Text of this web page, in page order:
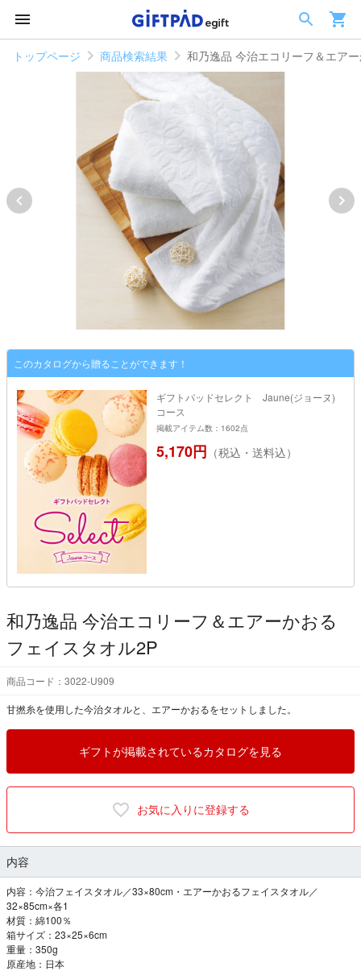
トップページ 商品検索結果 和乃逸品 今治エコリーフ＆エア
このカタログから贈ることができます！
ギフトパッドセレクト Jaune(ジョーヌ)
コース
掲載アイテム数：1602点
5,170円 （税込・送料込）
和乃逸品 今治エコリーフ＆エアーかおる
フェイスタオル2P
商品コード：3022-U909
甘撚糸を使用した今治タオルと、エアーかおるをセットしました。
ギフトが掲載されているカタログを見る
お気に入りに登録する
内容
内容：今治フェイスタオル／33×80cm・エアーかおるフェイスタオル／
32×85cm×各1
材質：綿100％
箱サイズ：23×25×6cm
重量：350g
原産地：日本